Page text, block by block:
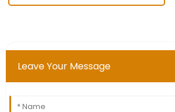
Leave Your Message